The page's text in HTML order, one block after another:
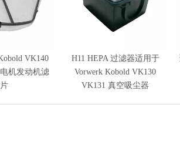
VK140
机发动机滤
H11 HEPA 过滤器适用于
Vorwerk Kobold VK130
VK131 真空吸尘器